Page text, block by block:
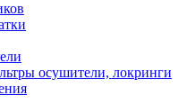
осушители, локринги